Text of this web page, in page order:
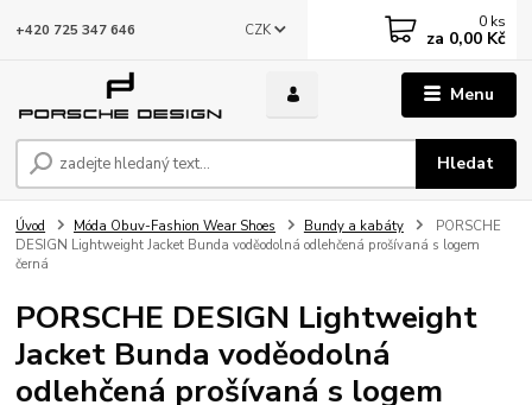
Menu
CZK
Hledat
+420 725 347 646 0 ks
za 0,00 Kč
Úvod Móda Obuv-Fashion Wear Shoes Bundy a kabáty
PORSCHE
DESIGN Lightweight Jacket Bunda voděodolná odlehčená prošívaná s logem
černá
PORSCHE DESIGN Lightweight
Jacket Bunda voděodolná
odlehčená prošívaná s logem